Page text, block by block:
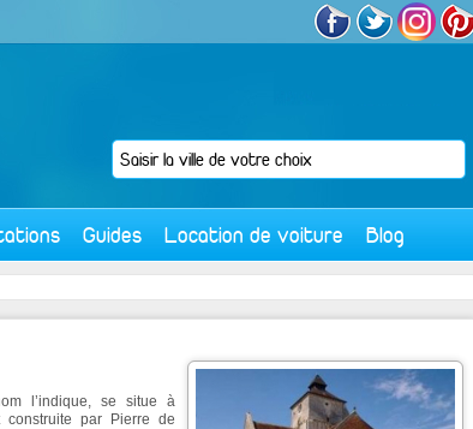
Guides Location de voiture Blog
l’indique, se situe à
construite par Pierre de